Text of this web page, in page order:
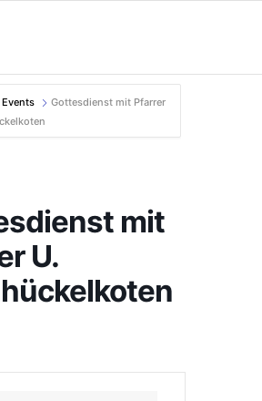
Events
Gottesdienst mit Pfarrer
mit
U.